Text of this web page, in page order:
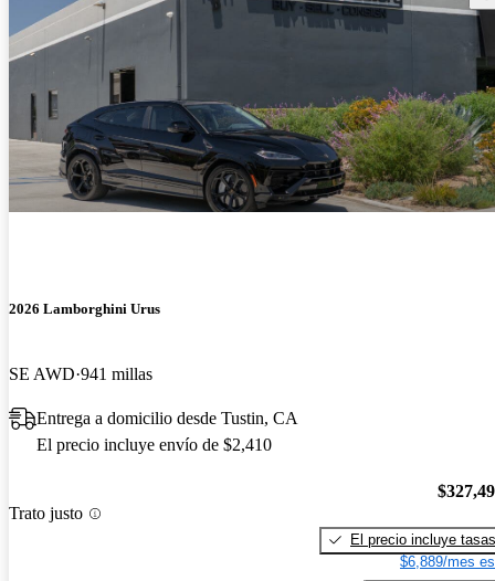
2026 Lamborghini Urus
SE AWD 941 millas
Entrega a domicilio desde Tustin, CA
El precio incluye envío de $2,410
Trato justo
El precio incluye tasas
$6,889/mes